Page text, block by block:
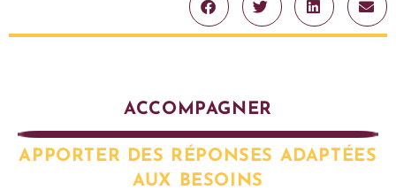
ACCOMPAGNER
APPORTER DES RÉPONSES ADAPTÉES
AUX BESOINS